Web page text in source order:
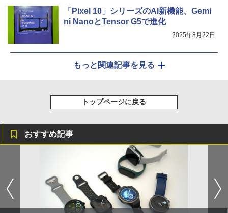
「Pixel 10」シリーズのAI新機能、Gemi
ni NanoとTensor G5で進化
2025年8月22日
もっと関連記事を見る
トップページに戻る
おすすめ記事